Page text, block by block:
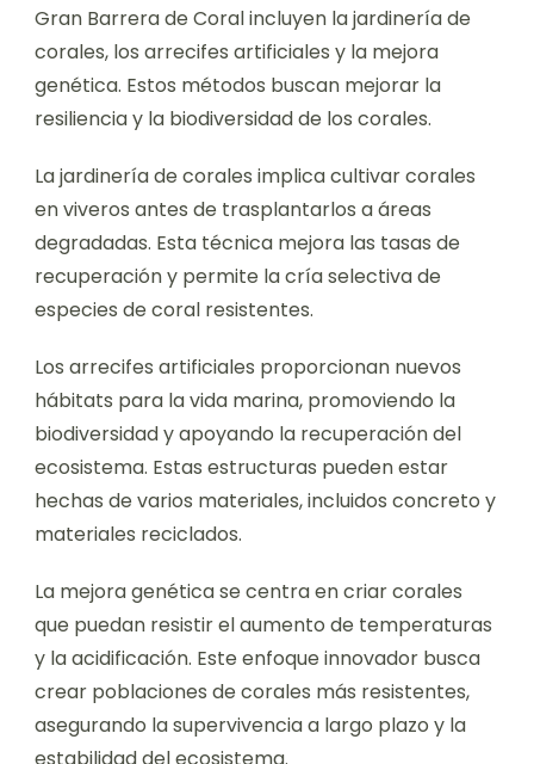
Gran Barrera de Coral incluyen la jardinería de
corales, los arrecifes artificiales y la mejora
genética. Estos métodos buscan mejorar la
resiliencia y la biodiversidad de los corales.
La jardinería de corales implica cultivar corales
en viveros antes de trasplantarlos a áreas
degradadas. Esta técnica mejora las tasas de
recuperación y permite la cría selectiva de
especies de coral resistentes.
Los arrecifes artificiales proporcionan nuevos
hábitats para la vida marina, promoviendo la
biodiversidad y apoyando la recuperación del
ecosistema. Estas estructuras pueden estar
hechas de varios materiales, incluidos concreto y
materiales reciclados.
La mejora genética se centra en criar corales
que puedan resistir el aumento de temperaturas
y la acidificación. Este enfoque innovador busca
crear poblaciones de corales más resistentes,
asegurando la supervivencia a largo plazo y la
estabilidad del ecosistema.